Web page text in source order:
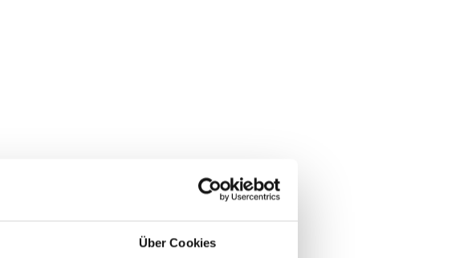
Über Cookies